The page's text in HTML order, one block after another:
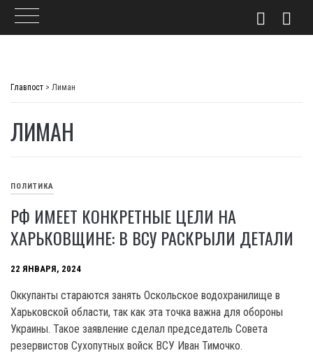
Главпост > Лиман
ЛИМАН
ПОЛИТИКА
РФ ИМЕЕТ КОНКРЕТНЫЕ ЦЕЛИ НА
ХАРЬКОВЩИНЕ: В ВСУ РАСКРЫЛИ ДЕТАЛИ
22 ЯНВАРЯ, 2024
Оккупанты стараются занять Оскольское водохранилище в
Харьковской области, так как эта точка важна для обороны
Украины. Такое заявление сделал председатель Совета
резервистов Сухопутных войск ВСУ Иван Тимочко.